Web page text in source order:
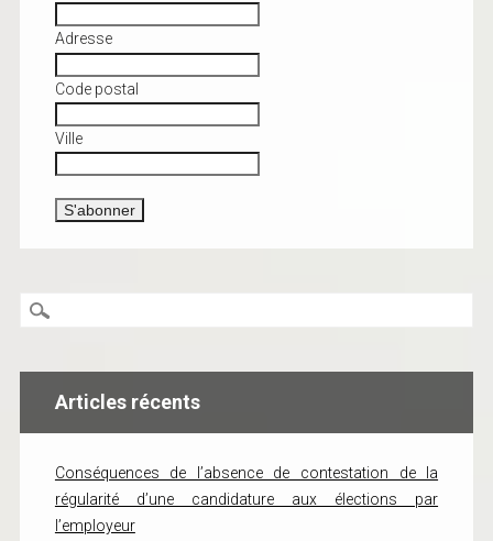
Adresse
Code postal
Ville
Articles récents
Conséquences de l’absence de contestation de la
régularité d’une candidature aux élections par
l’employeur